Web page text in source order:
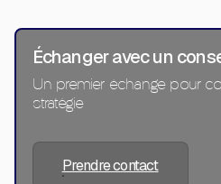
Échanger avec un
Un premier échange pour
stratégie
Prendre contact